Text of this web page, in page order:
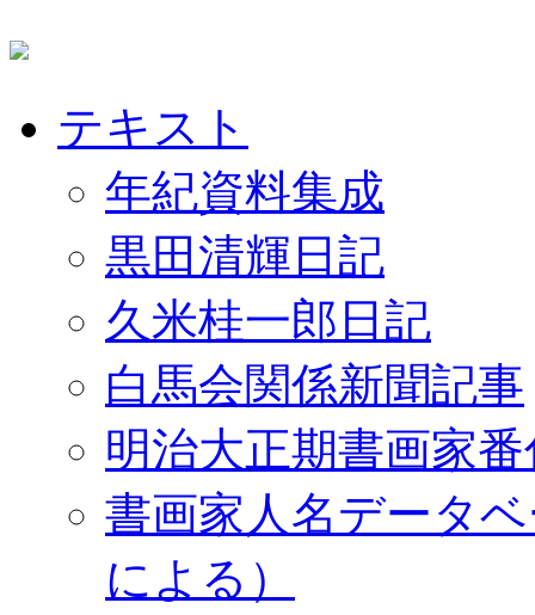
テキスト
年紀資料集成
黒田清輝日記
久米桂一郎日記
白馬会関係新聞記事
明治大正期書画家
書画家人名データ
による）